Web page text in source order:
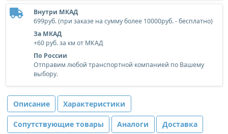
Внутри МКАД
699руб. (при заказе на сумму более 10000руб. - бесплатно)
За МКАД
+60 руб. за км от МКАД
По России
Отправим любой транспортной компанией по Вашему
выбору.
Описание Характеристики
Сопутствующие товары Аналоги Доставка